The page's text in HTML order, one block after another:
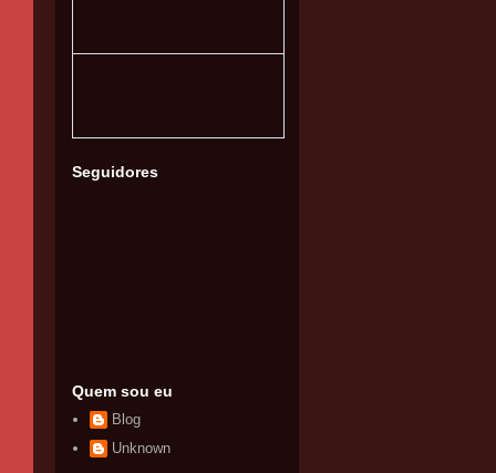
Seguidores
Quem sou eu
Blog
Unknown